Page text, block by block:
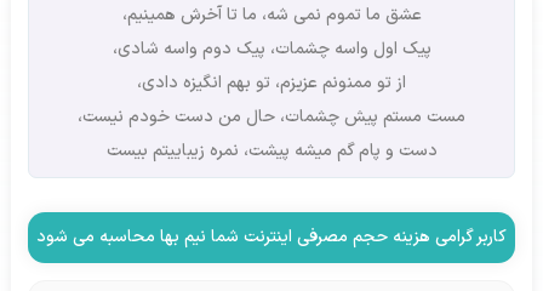
عشق ما تموم نمی شه، ما تا آخرش همینیم،
پیک اول واسه چشمات، پیک دوم واسه شادی،
از تو ممنونم عزيزم، تو بهم انگیزه دادی،
مست مستم پیش چشمات، حال من دست خودم نیست،
دست و پام گم میشه پیشت، نمره زیباییتم بیست
کاربر گرامی هزینه حجم مصرفی اینترنت شما نیم بها محاسبه می شود